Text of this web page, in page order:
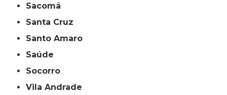
Sacomã
Santa Cruz
Santo Amaro
Saúde
Socorro
Vila Andrade